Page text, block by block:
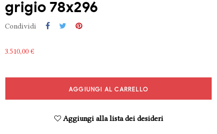
grigio 78x296
Condividi
3.510,00 €
AGGIUNGI AL CARRELLO
Aggiungi alla lista dei desideri